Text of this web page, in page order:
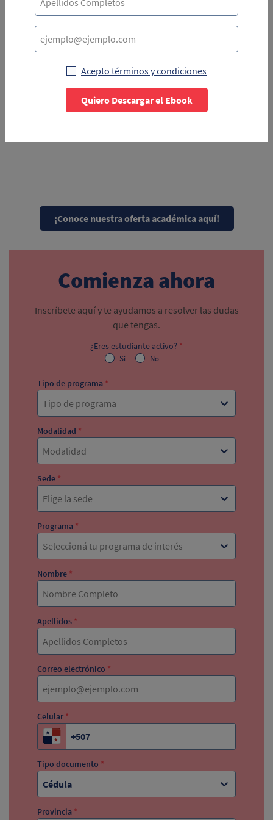
personas deciden si leer un contenido o no debido a lo
que dice esta sección.
A pesar de que debas comentar (por encima) la
siempre guardar algunos datos sustanciosos para otras
partes del contenido, como cifras, casos particulares y
nuevas ideas de investigación que surjan de este
¡Conoce nuestra oferta académica aquí!
Comienza ahora
Inscríbete aquí y te ayudamos a resolver las dudas
que tengas.
¿Eres estudiante activo? *
Si No
Tipo de programa *
Tipo de programa
Modalidad *
Modalidad
Sede *
Elige la sede
Programa *
Seleccioná tu programa de interés
Nombre *
Apellidos *
Correo electrónico *
Celular *
Tipo documento *
Cédula
Provincia *
Acepto términos y condiciones
Quiero Descargar el Ebook